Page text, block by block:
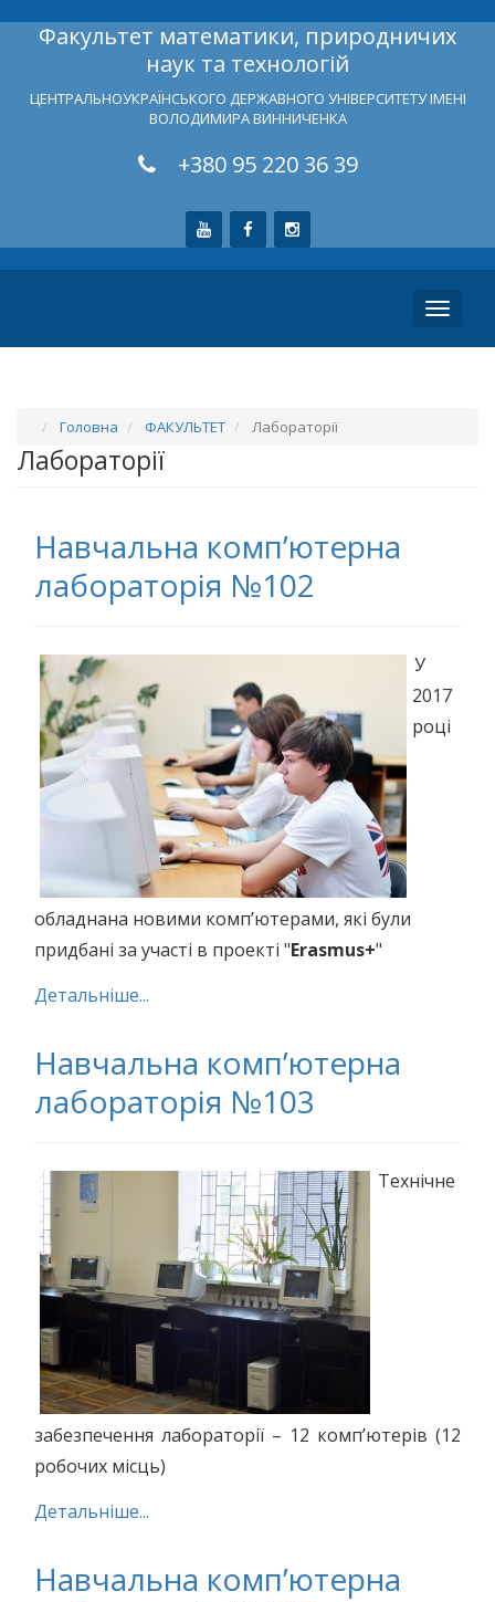
Факультет математики, природничих
наук та технологій
ЦЕНТРАЛЬНОУКРАЇНСЬКОГО ДЕРЖАВНОГО УНІВЕРСИТЕТУ ІМЕНІ
ВОЛОДИМИРА ВИННИЧЕНКА
+380 95 220 36 39
Toggle
Головна ФАКУЛЬТЕТ Лабораторії
Лабораторії
Навчальна комп’ютерна
лабораторія №102
У
2017
році
обладнана новими комп’ютерами, які були
придбані за участі в проекті "Erasmus+"
Детальніше...
Навчальна комп’ютерна
лабораторія №103
Технічне
забезпечення лабораторії – 12 комп’ютерів (12
робочих місць)
Детальніше...
Навчальна комп’ютерна